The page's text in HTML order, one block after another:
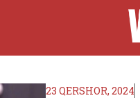
23 QERSHOR, 2024